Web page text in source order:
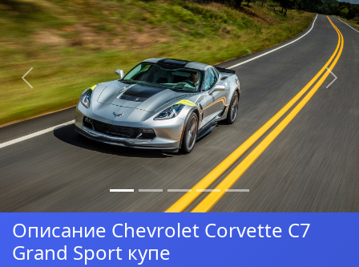
Предыдущая
Описание Chevrolet Corvette C7
Grand Sport купе